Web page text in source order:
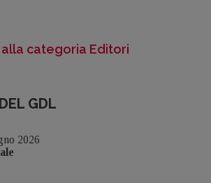
alla categoria Editori
GDL
2026